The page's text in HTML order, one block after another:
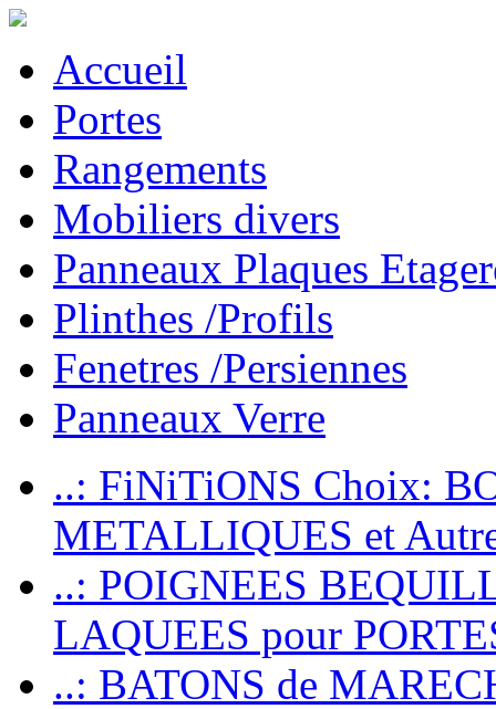
Accueil
Portes
Rangements
Mobiliers divers
Panneaux Plaques
Plinthes /Profils
Fenetres /Persiennes
Panneaux Verre
..: FiNiTiONS Choix:
METALLIQUES et
..: POIGNEES
LAQUEES pour
..: BATONS de